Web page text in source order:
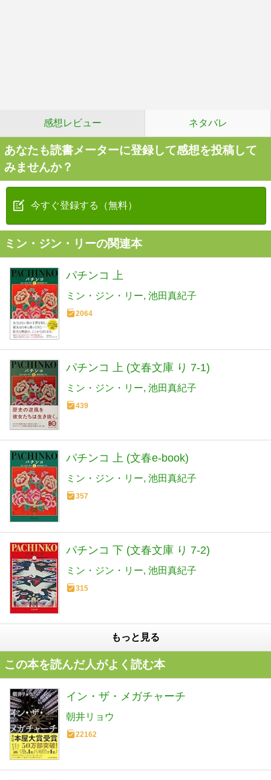
感想レビュー ネタバレ
あなたも読書メーターに登録して感想を投稿して
みませんか？
今すぐ登録する（無料）
ミン・ジン・リーの関連本
パチンコ 上
ミン・ジン・リー 池田真紀子
2064
パチンコ 上 (文春文庫 り 7-1)
ミン・ジン・リー 池田真紀子
439
パチンコ 上 (文春e-book)
ミン・ジン・リー 池田真紀子
357
パチンコ 下 (文春文庫 り 7-2)
ミン・ジン・リー 池田真紀子
315
もっと見る
この本を読んだ人がよく読む本
イン・ザ・メガチャーチ
朝井リョウ
22162